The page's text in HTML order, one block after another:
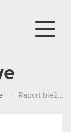
Raport bieżący nr 26/2009